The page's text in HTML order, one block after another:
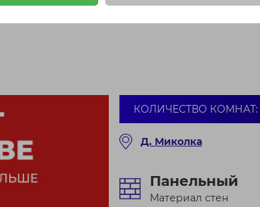
КОЛИЧЕСТВО КОМНАТ:
Д. Миколка
Панельный
Материал стен